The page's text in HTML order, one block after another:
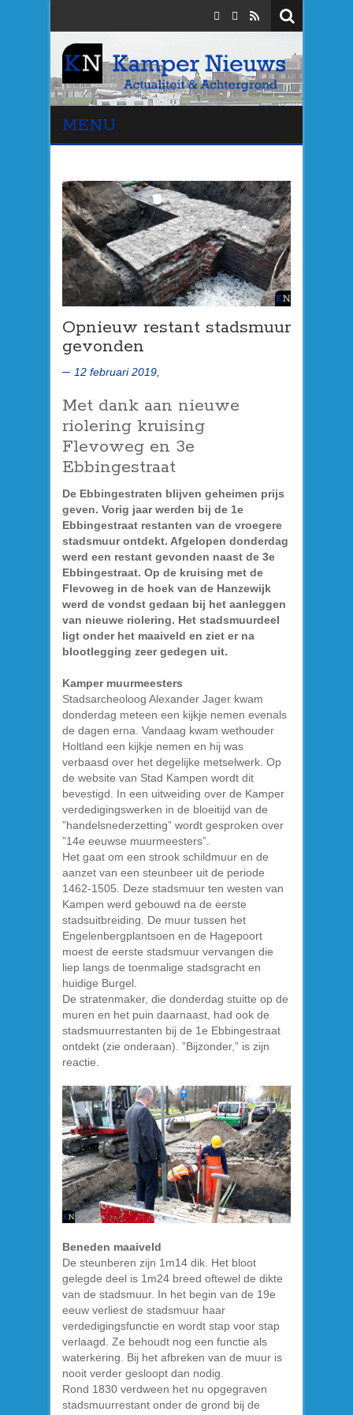
MENU
Opnieuw restant stadsmuur
gevonden
12 februari 2019,
Met dank aan nieuwe
riolering kruising
Flevoweg en 3e
Ebbingestraat
De Ebbingestraten blijven geheimen prijs
geven. Vorig jaar werden bij de 1e
Ebbingestraat restanten van de vroegere
stadsmuur ontdekt. Afgelopen donderdag
werd een restant gevonden naast de 3e
Ebbingestraat. Op de kruising met de
Flevoweg in de hoek van de Hanzewijk
werd de vondst gedaan bij het aanleggen
van nieuwe riolering. Het stadsmuurdeel
ligt onder het maaiveld en ziet er na
blootlegging zeer gedegen uit.
Kamper muurmeesters
Stadsarcheoloog Alexander Jager kwam
donderdag meteen een kijkje nemen evenals
de dagen erna. Vandaag kwam wethouder
Holtland een kijkje nemen en hij was
verbaasd over het degelijke metselwerk. Op
de website van Stad Kampen wordt dit
bevestigd. In een uitweiding over de Kamper
verdedigingswerken in de bloeitijd van de
”handelsnederzetting” wordt gesproken over
”14e eeuwse muurmeesters”.
Het gaat om een strook schildmuur en de
aanzet van een steunbeer uit de periode
1462-1505. Deze stadsmuur ten westen van
Kampen werd gebouwd na de eerste
stadsuitbreiding. De muur tussen het
Engelenbergplantsoen en de Hagepoort
moest de eerste stadsmuur vervangen die
liep langs de toenmalige stadsgracht en
huidige Burgel.
De stratenmaker, die donderdag stuitte op de
muren en het puin daarnaast, had ook de
stadsmuurrestanten bij de 1e Ebbingestraat
ontdekt (zie onderaan). ”Bijzonder,” is zijn
reactie.
Beneden maaiveld
De steunberen zijn 1m14 dik. Het bloot
gelegde deel is 1m24 breed oftewel de dikte
van de stadsmuur. In het begin van de 19e
eeuw verliest de stadsmuur haar
verdedigingsfunctie en wordt stap voor stap
verlaagd. Ze behoudt nog een functie als
waterkering. Bij het afbreken van de muur is
nooit verder gesloopt dan nodig.
Rond 1830 verdween het nu opgegraven
stadsmuurrestant onder de grond bij de